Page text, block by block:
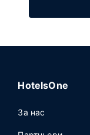
HotelsOne
За нас